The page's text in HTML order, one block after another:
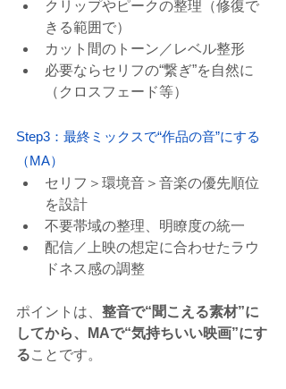
クリップやピークの整理（修復で
きる範囲で）
カット間のトーン／レベル整形
必要ならセリフの“繋ぎ”を自然に
（クロスフェード等）
Step3：最終ミックスで“作品の音”にする
（MA）
セリフ＞環境音＞音楽の優先順位
を設計
不要帯域の整理、明瞭度の統一
配信／上映の想定に合わせたラウ
ドネス感の調整
ポイントは、 整音で“聞こえる素材”に
してから、MAで“気持ちいい映画”にす
ることです。